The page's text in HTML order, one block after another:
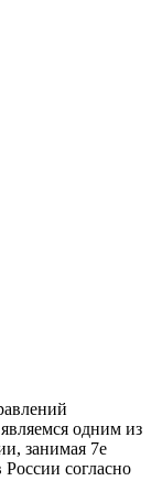
одним из
занимая 7е
согласно